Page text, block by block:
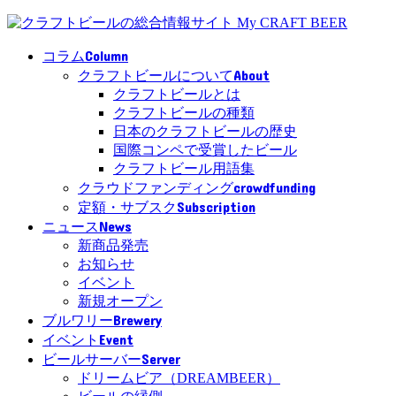
コラムColumn
クラフトビールについてAbout
クラフトビールとは
クラフトビールの種類
日本のクラフトビールの歴史
国際コンペで受賞したビール
クラフトビール用語集
クラウドファンディングcrowdfunding
定額・サブスクSubscription
ニュースNews
新商品発売
お知らせ
イベント
新規オープン
ブルワリーBrewery
イベント Event
ビールサーバーServer
ドリームビア（DREAMBEER）